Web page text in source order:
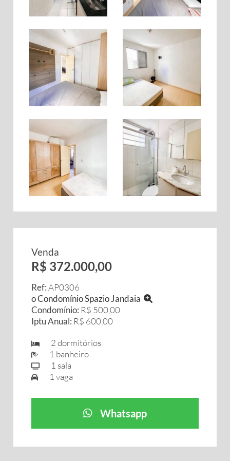
Venda
R$ 372.000,00
Ref:AP0306
o Condomínio Spazio Jandaia
Condomínio: R$ 500,00
Iptu Anual: R$ 600,00
2 dormitórios
1 banheiro
1 sala
1 vaga
Whatsapp